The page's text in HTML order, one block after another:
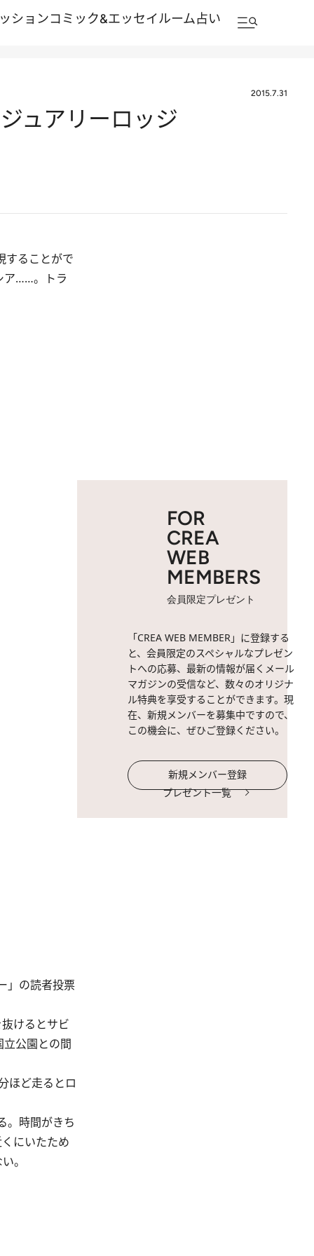
ションコミック&エッセイルーム占い
2015.7.31
ュアリーロッジ
することがで
ア……。トラ
」の読者投票
けるとサビ
公園との間
ほど走るとロ
。時間がきち
にいたため
。
FOR
CREA
WEB
MEMBERS
会員限定プレゼント
「CREA WEB MEMBER」に登録する
と、会員限定のスペシャルなプレゼン
トへの応募、最新の情報が届くメール
マガジンの受信など、数々のオリジナ
ル特典を享受することができます。現
在、新規メンバーを募集中ですので、
この機会に、ぜひご登録ください。
新規メンバー登録
プレゼント一覧